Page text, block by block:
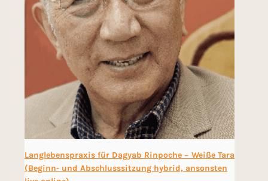
Langlebenspraxis für Dagyab Rinpoche − Weiße Tara
(Beginn- und Abschlusssitzung hybrid, ansonsten